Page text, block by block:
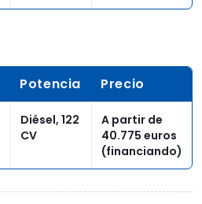
Potencia Precio
Diésel, 122
CV
A partir de
40.775 euros
(financiando)